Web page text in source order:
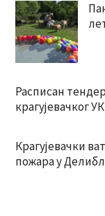
Расписан
крагујевачког
Крагујевачки
пожара у